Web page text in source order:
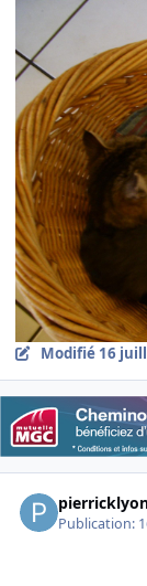
Modifié 16
Publication: